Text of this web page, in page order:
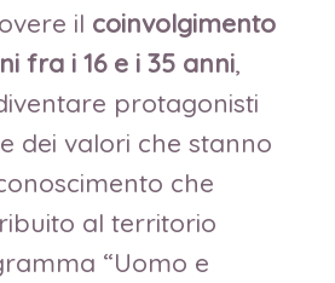
il coinvolgimento
fra i 16 e i 35 anni,
protagonisti
dei valori che stanno
che
al territorio
“Uomo e